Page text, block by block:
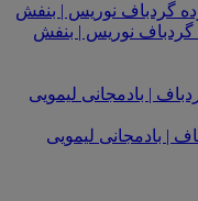
گردباف نوریس | بنفش
| بادمجانی لیمویی